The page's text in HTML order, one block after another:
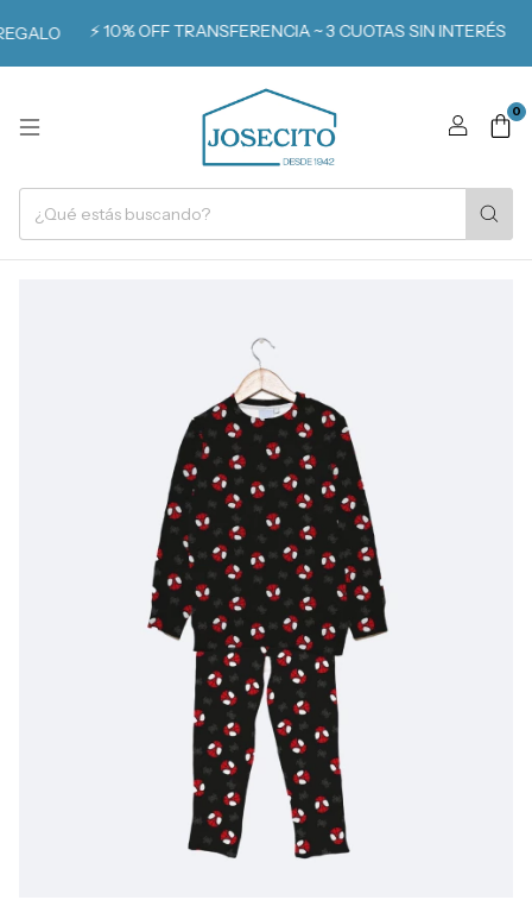
⚡️ 10% OFF TRANSFERENCIA ~ 3 CUOTAS SIN INTERÉS
0